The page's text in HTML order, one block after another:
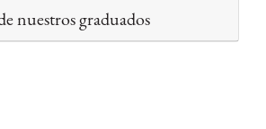
nuestros graduados